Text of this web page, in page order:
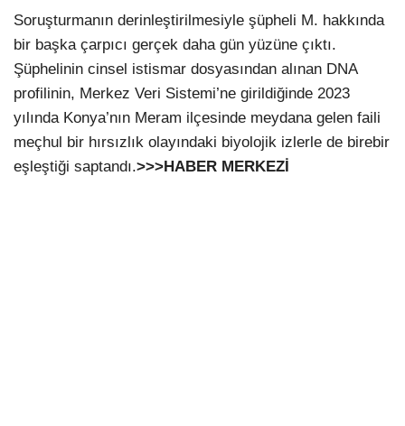
Soruşturmanın derinleştirilmesiyle şüpheli M. hakkında
bir başka çarpıcı gerçek daha gün yüzüne çıktı.
Şüphelinin cinsel istismar dosyasından alınan DNA
profilinin, Merkez Veri Sistemi’ne girildiğinde 2023
yılında Konya’nın Meram ilçesinde meydana gelen faili
meçhul bir hırsızlık olayındaki biyolojik izlerle de birebir
eşleştiği saptandı.>>>HABER MERKEZİ